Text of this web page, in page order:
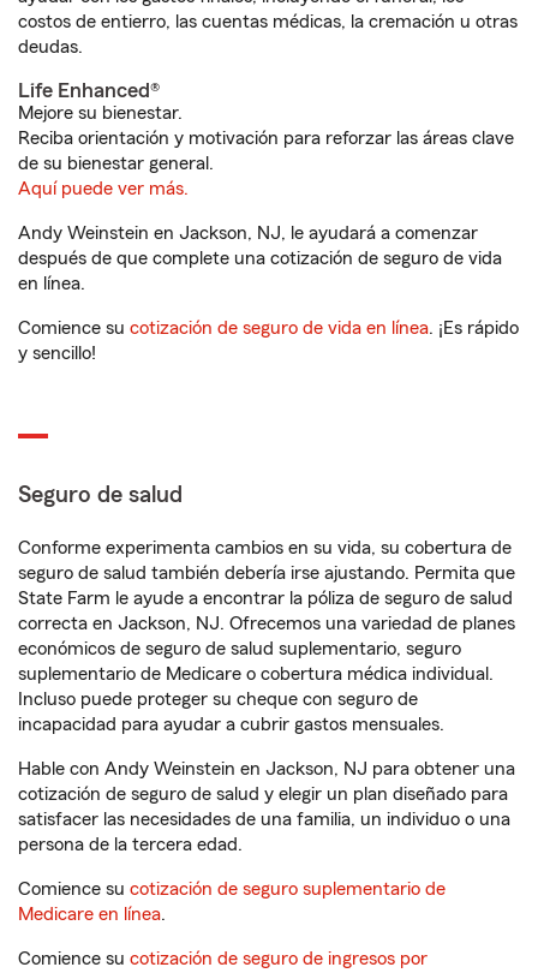
costos de entierro, las cuentas médicas, la cremación u otras
deudas.
Life Enhanced®
Mejore su bienestar.
Reciba orientación y motivación para reforzar las áreas clave
de su bienestar general.
Aquí puede ver más.
Andy Weinstein en Jackson, NJ, le ayudará a comenzar
después de que complete una cotización de seguro de vida
en línea.
Comience su cotización de seguro de vida en línea. ¡Es rápido
y sencillo!
Seguro de salud
Conforme experimenta cambios en su vida, su cobertura de
seguro de salud también debería irse ajustando. Permita que
State Farm le ayude a encontrar la póliza de seguro de salud
correcta en Jackson, NJ. Ofrecemos una variedad de planes
económicos de seguro de salud suplementario, seguro
suplementario de Medicare o cobertura médica individual.
Incluso puede proteger su cheque con seguro de
incapacidad para ayudar a cubrir gastos mensuales.
Hable con Andy Weinstein en Jackson, NJ para obtener una
cotización de seguro de salud y elegir un plan diseñado para
satisfacer las necesidades de una familia, un individuo o una
persona de la tercera edad.
Comience su cotización de seguro suplementario de
Medicare en línea.
Comience su cotización de seguro de ingresos por